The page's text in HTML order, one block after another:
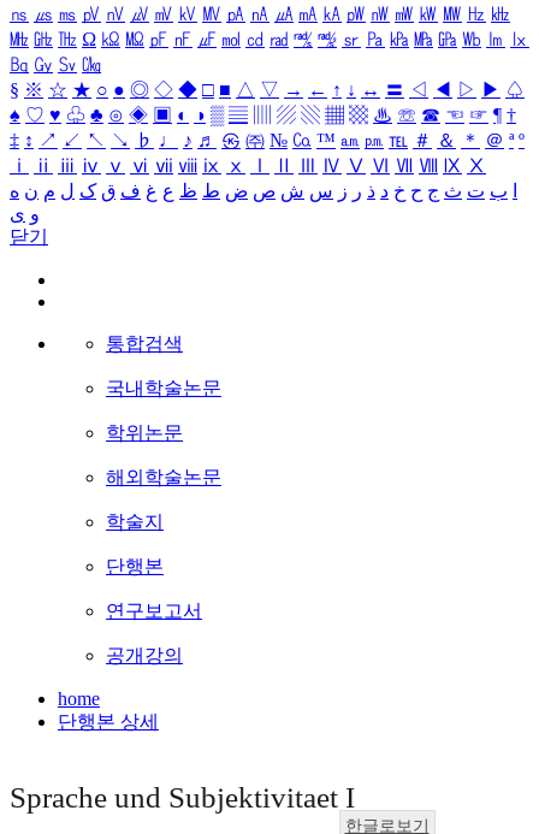
㎱ ㎲ ㎳ ㎴ ㎵ ㎶ ㎷ ㎸ ㎹ ㎀ ㎁ ㎂ ㎃ ㎄ ㎺ ㎻ ㎽ ㎾ ㎿ ㎐ ㎑
㎒ ㎓ ㎔ Ω ㏀ ㏁ ㎊ ㎋ ㎌ ㏖ ㏅ ㎭ ㎮ ㎯ ㏛ ㎩ ㎪ ㎫ ㎬ ㏝ ㏐
㏓
㏃ ㏉ ㏜ ㏆
§ ※ ☆ ★ ○ ● ◎ ◇ ◆ □ ■ △ ▽ → ← ↑ ↓ ↔ 〓 ◁ ◀ ▷ ▶ ♤
♠ ♡ ♥ ♧ ♣ ⊙ ◈ ▣ ◐ ◑ ▒ ▤ ▨ ▧ ▦ ▩ ♨ ☏ ☎ ☜ ☞ ¶ †
‡ ↕ ↗ ↙ ↖ ↘ ♭ ♩ ♪ ♬ ㉿ ㈜ № ㏇ ™ ㏂ ㏘ ℡ ＃ ＆ ＊ ＠ ª º
ⅰ
ⅱ ⅲ ⅳ ⅴ ⅵ ⅶ ⅷ ⅸ ⅹ Ⅳ Ⅴ Ⅵ Ⅶ Ⅷ Ⅸ Ⅹ
ب ت ث ج ح خ د ذ ر ز س ش ص ض ط ظ ع غ ف ق ک ل م ن ه
و ی
닫기
통합검색
국내학술논문
학위논문
해외학술논문
학술지
단행본
연구보고서
공개강의
home
단행본 상세
Sprache und Subjektivitaet I
한글로보기